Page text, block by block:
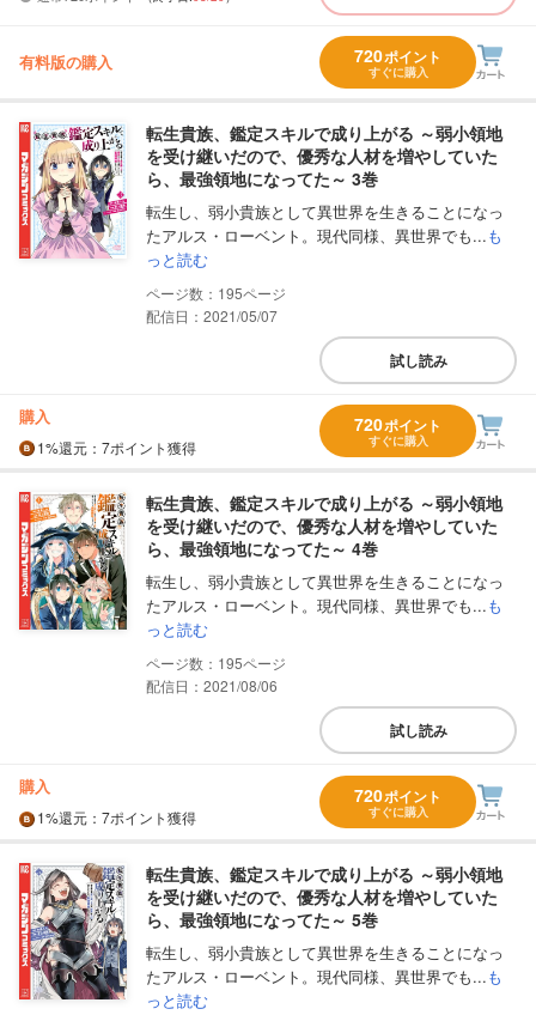
有料版の購入 720ポイント
すぐに購入
転生貴族、鑑定スキルで成り上がる ～弱小領地
を受け継いだので、優秀な人材を増やしていた
ら、最強領地になってた～ 3巻
転生し、弱小貴族として異世界を生きることになっ
たアルス・ローベント。現代同様、異世界でも...も
っと読む
195
配信日：2021/05/07
試し読み
購入
1%還元 ：7ポイント獲得
720ポイント
すぐに購入
転生貴族、鑑定スキルで成り上がる ～弱小領地
を受け継いだので、優秀な人材を増やしていた
ら、最強領地になってた～ 4巻
転生し、弱小貴族として異世界を生きることになっ
たアルス・ローベント。現代同様、異世界でも...も
っと読む
195
配信日：2021/08/06
試し読み
購入
1%還元 ：7ポイント獲得
720ポイント
すぐに購入
転生貴族、鑑定スキルで成り上がる ～弱小領地
を受け継いだので、優秀な人材を増やしていた
ら、最強領地になってた～ 5巻
転生し、弱小貴族として異世界を生きることになっ
たアルス・ローベント。現代同様、異世界でも...も
っと読む